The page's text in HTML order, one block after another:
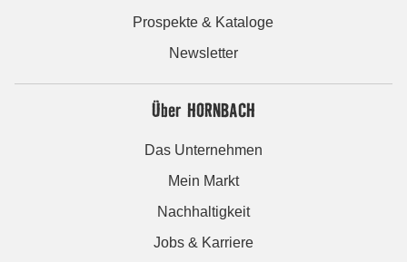
Prospekte & Kataloge
Newsletter
Über HORNBACH
Das Unternehmen
Mein Markt
Nachhaltigkeit
Jobs & Karriere